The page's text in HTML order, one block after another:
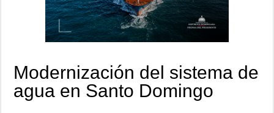
Modernización del sistema de
agua en Santo Domingo